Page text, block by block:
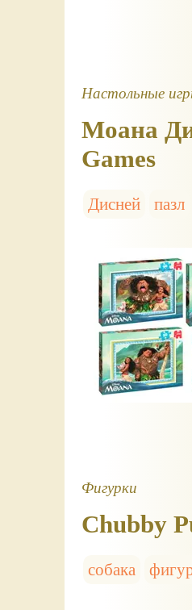
Настольные
Моана
Games
Дисней пазл
Фигурки
Chubby
собака